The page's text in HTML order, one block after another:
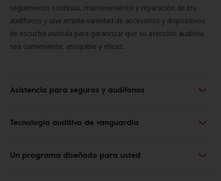
seguimiento continua, mantenimiento y reparación de los
audífonos y una amplia variedad de accesorios y dispositivos
de escucha asistida para garantizar que su atención auditiva
sea conveniente, asequible y eficaz.
Asistencia para seguros y audífonos
Tecnología auditiva de vanguardia
Un programa diseñado para usted